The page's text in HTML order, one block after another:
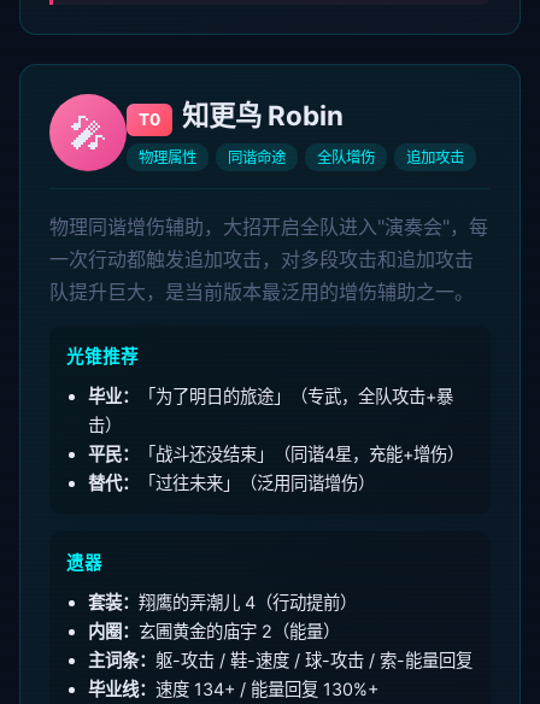
🎤 T0 知更鸟 Robin
物理属性 同谐命途 全队增伤 追加攻击
物理同谐增伤辅助，大招开启全队进入"演奏会"，每
一次行动都触发追加攻击，对多段攻击和追加攻击
队提升巨大，是当前版本最泛用的增伤辅助之一。
光锥推荐
毕业：
「为了明日的旅途」（专武，全队攻击+暴
击）
平民：
「战斗还没结束」（同谐4星，充能+增伤）
替代：
「过往未来」（泛用同谐增伤）
遗器
套装： 翔鹰的弄潮儿 4（行动提前）
内圈： 玄圃黄金的庙宇 2（能量）
主词条： 躯-攻击 / 鞋-速度 / 球-攻击 / 索-能量回复
毕业线： 速度 134+ / 能量回复 130%+